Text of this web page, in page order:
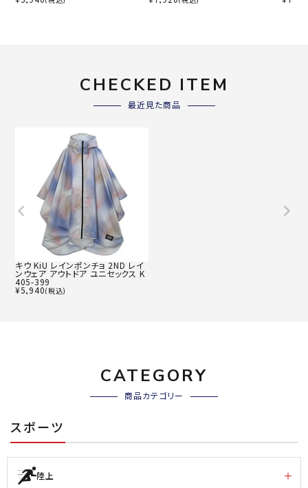
CHECKED ITEM
最近見た商品
キウ KiU レインポンチョ 2ND レイ
ンウェア アウトドア ユニセックス K
405-399
¥5,940(税込)
CATEGORY
商品カテゴリー
スポーツ
陸上